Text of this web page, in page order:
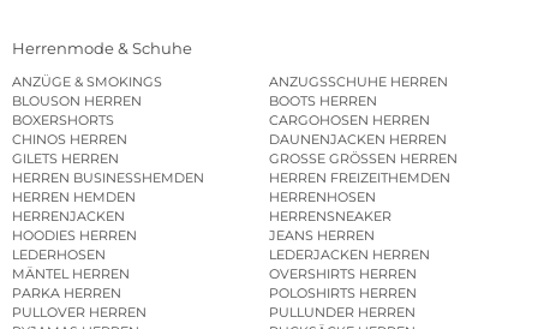
ANZÜGE & SMOKINGS
ANZUGSSCHUHE HERREN
BLOUSON HERREN
BOOTS HERREN
BOXERSHORTS
CARGOHOSEN HERREN
CHINOS HERREN
DAUNENJACKEN HERREN
GILETS HERREN
GROSSE GRÖSSEN HERREN
HERREN BUSINESSHEMDEN
HERREN FREIZEITHEMDEN
HERREN HEMDEN
HERRENHOSEN
HERRENJACKEN
HERRENSNEAKER
HOODIES HERREN
JEANS HERREN
LEDERHOSEN
LEDERJACKEN HERREN
MÄNTEL HERREN
OVERSHIRTS HERREN
PARKA HERREN
POLOSHIRTS HERREN